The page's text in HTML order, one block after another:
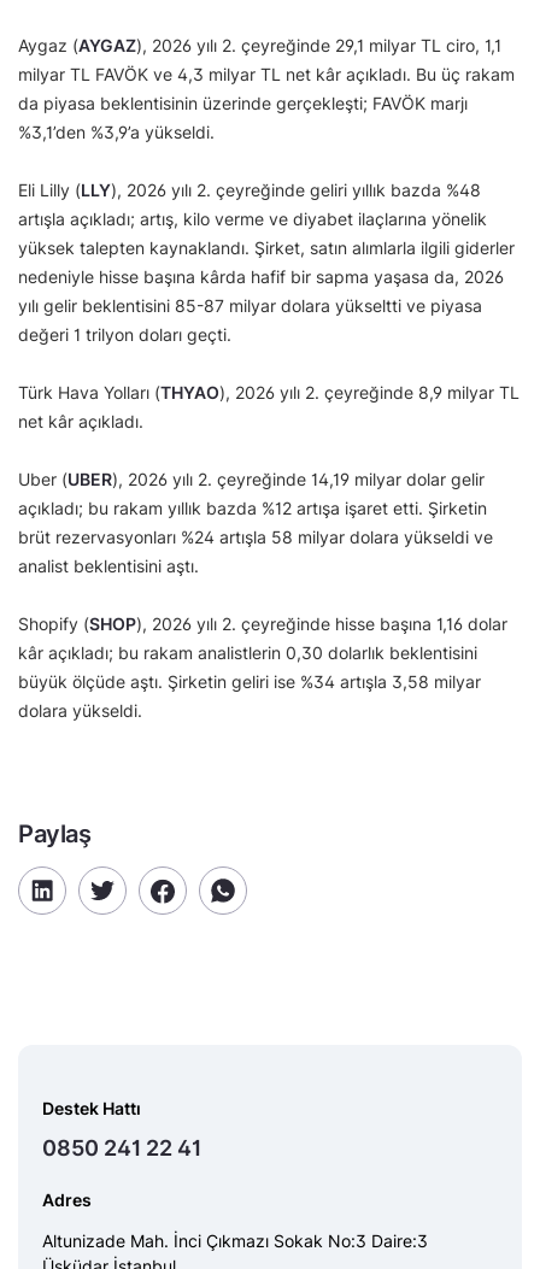
Aygaz (AYGAZ), 2026 yılı 2. çeyreğinde 29,1 milyar TL ciro, 1,1
milyar TL FAVÖK ve 4,3 milyar TL net kâr açıkladı. Bu üç rakam
da piyasa beklentisinin üzerinde gerçekleşti; FAVÖK marjı
%3,1’den %3,9’a yükseldi.
Eli Lilly (LLY), 2026 yılı 2. çeyreğinde geliri yıllık bazda %48
artışla açıkladı; artış, kilo verme ve diyabet ilaçlarına yönelik
yüksek talepten kaynaklandı. Şirket, satın alımlarla ilgili giderler
nedeniyle hisse başına kârda hafif bir sapma yaşasa da, 2026
yılı gelir beklentisini 85-87 milyar dolara yükseltti ve piyasa
değeri 1 trilyon doları geçti.
Türk Hava Yolları (THYAO), 2026 yılı 2. çeyreğinde 8,9 milyar TL
net kâr açıkladı.
Uber (UBER), 2026 yılı 2. çeyreğinde 14,19 milyar dolar gelir
açıkladı; bu rakam yıllık bazda %12 artışa işaret etti. Şirketin
brüt rezervasyonları %24 artışla 58 milyar dolara yükseldi ve
analist beklentisini aştı.
Shopify (SHOP), 2026 yılı 2. çeyreğinde hisse başına 1,16 dolar
kâr açıkladı; bu rakam analistlerin 0,30 dolarlık beklentisini
büyük ölçüde aştı. Şirketin geliri ise %34 artışla 3,58 milyar
dolara yükseldi.
Paylaş
Destek Hattı
0850 241 22 41
Adres
Altunizade Mah. İnci Çıkmazı Sokak No:3 Daire:3